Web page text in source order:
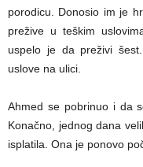
porodicu. Donosio im je
prežive u teškim
uspelo je da preživi
uslove na ulici.
Ahmed se pobrinuo i da
Konačno, jednog dana
isplatila. Ona je ponovo